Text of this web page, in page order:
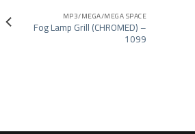
to wishlist MP3/MEGA/MEGA SPACE
Fog Lamp Grill (CHROMED) –